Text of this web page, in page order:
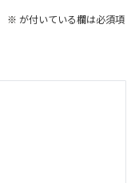
※ が付いている欄は必須項